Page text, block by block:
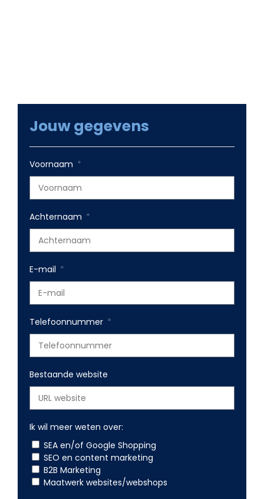
Jouw gegevens
Voornaam
Achternaam
E-mail
Telefoonnummer
Bestaande website
Ik wil meer weten over:
SEA en/of Google Shopping
SEO en content marketing
B2B Marketing
Maatwerk websites/webshops